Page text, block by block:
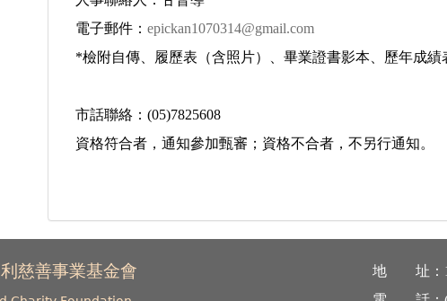
電子郵件： epickan1070314@gmail.com
*檢附自傳、履歷表（含照片）、畢業證書影本、歷年成績
市話聯絡：(05)7825608
資格符合者，通知參加甄審；資格不合者，不另行通知。
慈善事業基金會
地 址：